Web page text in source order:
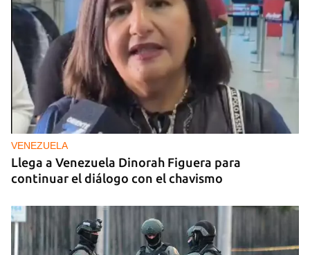
VENEZUELA
Llega a Venezuela Dinorah Figuera para
continuar el diálogo con el chavismo